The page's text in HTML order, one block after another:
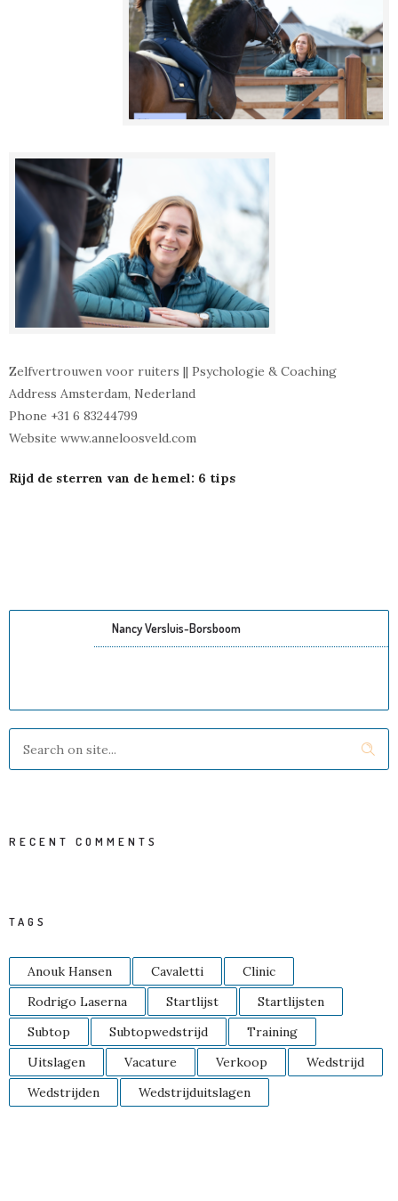
Zelfvertrouwen voor ruiters || Psychologie & Coaching
Address Amsterdam, Nederland
Phone +31 6 83244799
Website www.anneloosveld.com
Rijd de sterren van de hemel: 6 tips
Nancy Versluis-Borsboom
RECENT COMMENTS
TAGS
Anouk Hansen Cavaletti
Clinic
Rodrigo Laserna
Startlijst
Startlijsten
Subtop
Subtopwedstrijd
Training
Uitslagen
Vacature Verkoop
Wedstrijd
Wedstrijden
Wedstrijduitslagen